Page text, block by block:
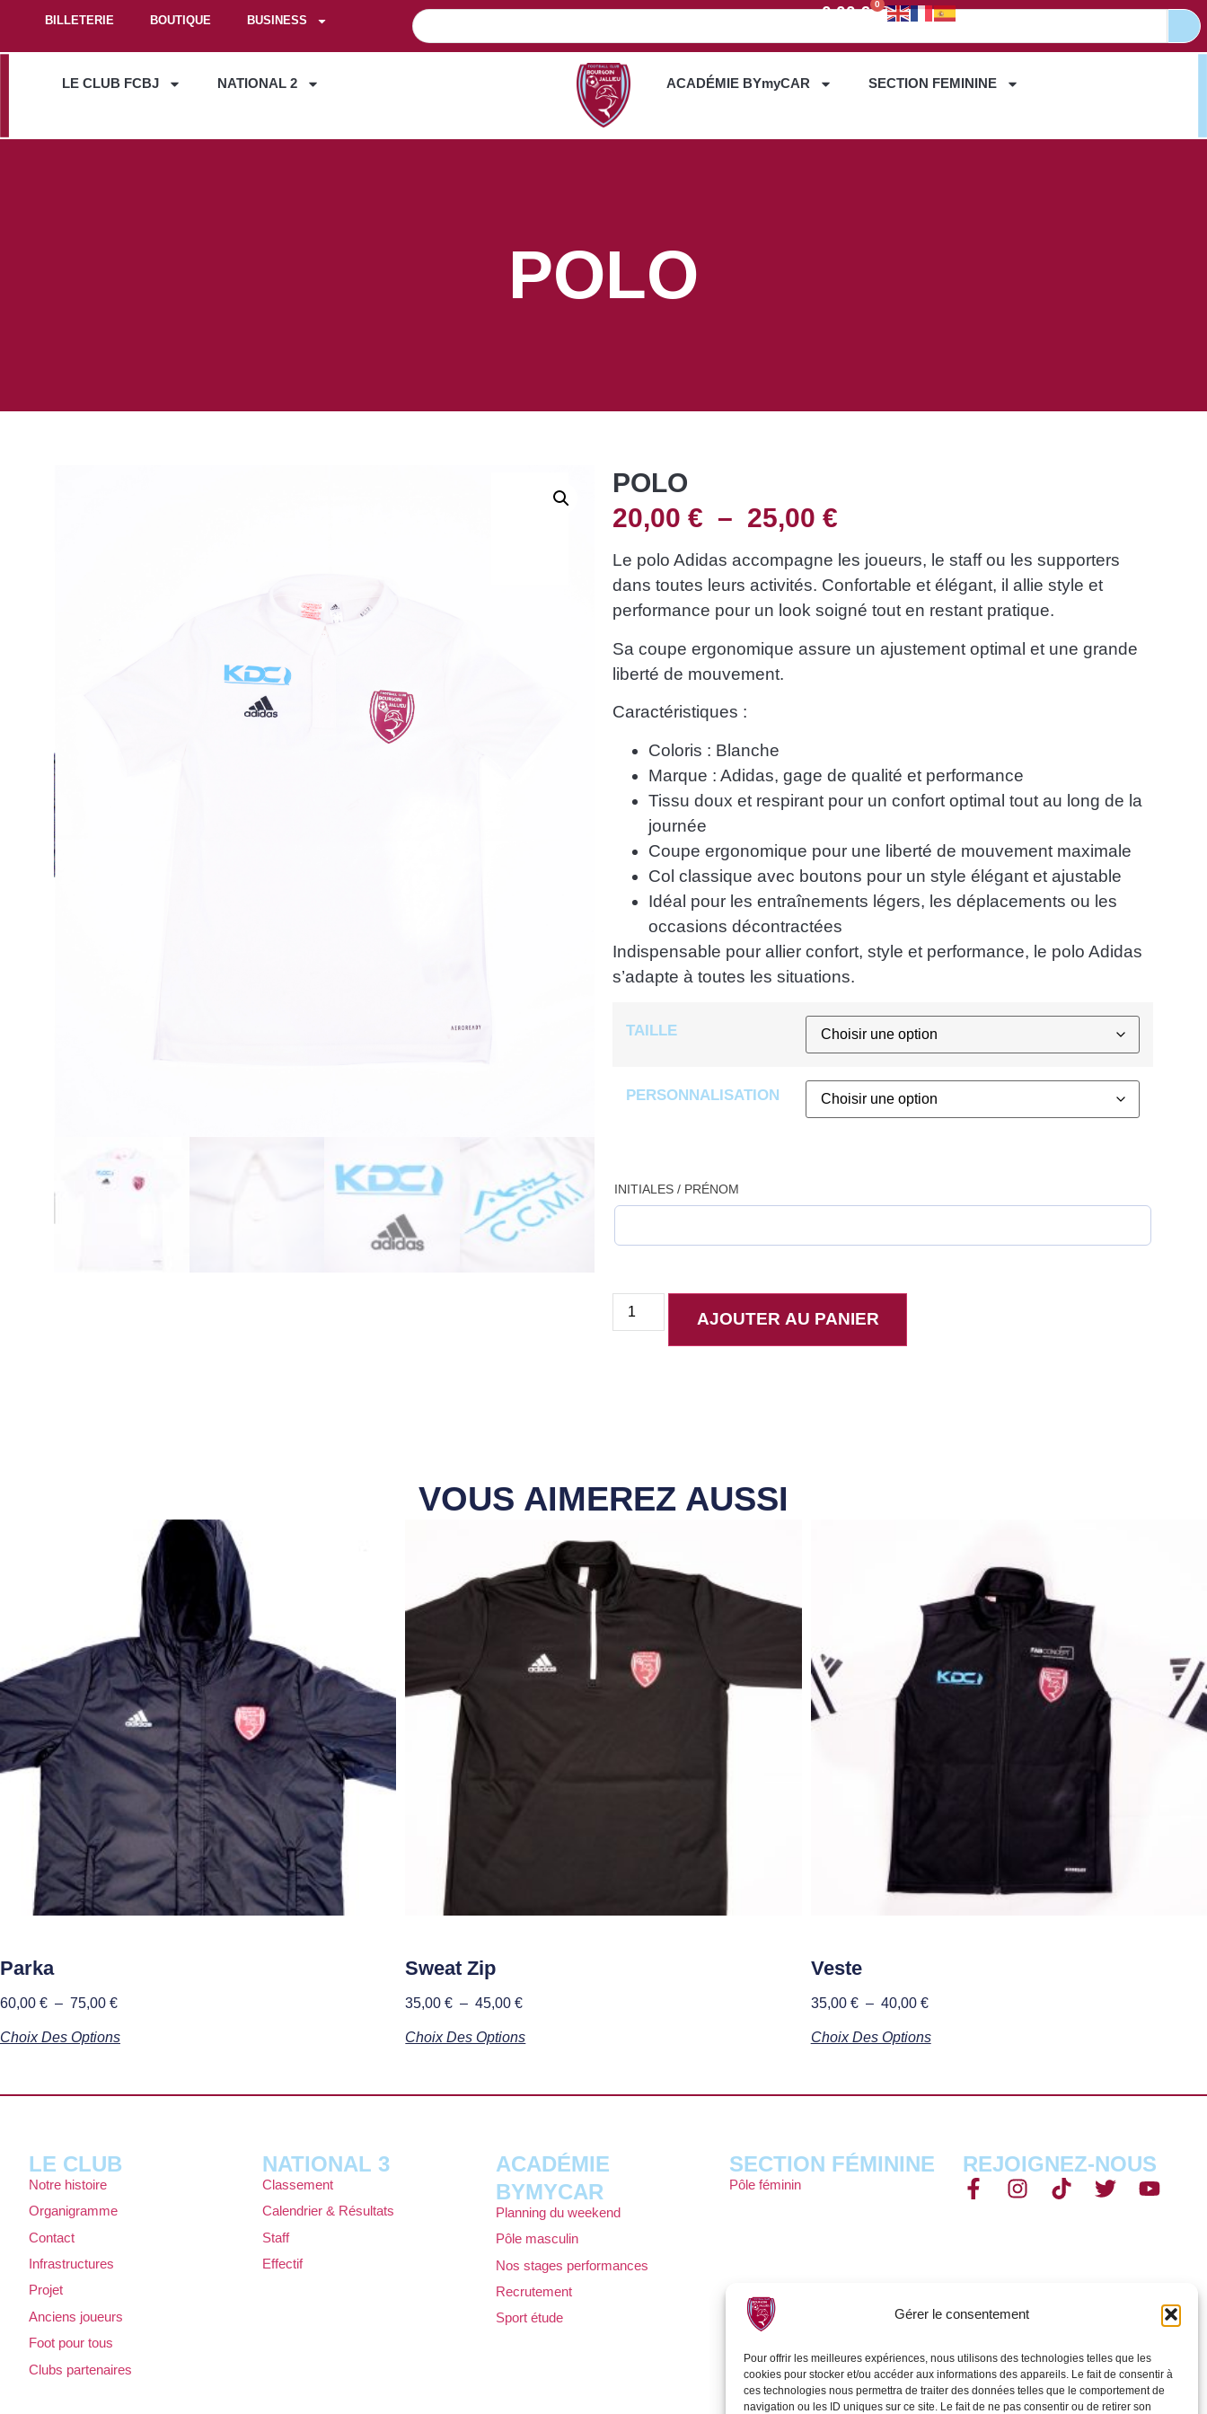
Gérer le consentement
Pour offrir les meilleures expériences, nous utilisons des technologies telles que les
cookies pour stocker et/ou accéder aux informations des appareils. Le fait de consentir à
ces technologies nous permettra de traiter des données telles que le comportement de
navigation ou les ID uniques sur ce site. Le fait de ne pas consentir ou de retirer son
BILLETERIE BOUTIQUE BUSINESS 0,00€ 0
LE CLUB FCBJ NATIONAL 2 ACADÉMIE BYmyCAR SECTION FEMININE
POLO
POLO
20,00 € – 25,00 €
Le polo Adidas accompagne les joueurs, le staff ou les supporters
dans toutes leurs activités. Confortable et élégant, il allie style et
performance pour un look soigné tout en restant pratique.
Sa coupe ergonomique assure un ajustement optimal et une grande
liberté de mouvement.
Caractéristiques :
Coloris : Blanche
Marque : Adidas, gage de qualité et performance
Tissu doux et respirant pour un confort optimal tout au long de la
journée
Coupe ergonomique pour une liberté de mouvement maximale
Col classique avec boutons pour un style élégant et ajustable
Idéal pour les entraînements légers, les déplacements ou les
occasions décontractées
Indispensable pour allier confort, style et performance, le polo Adidas
s’adapte à toutes les situations.
TAILLE
PERSONNALISATION
INITIALES / PRÉNOM
AJOUTER AU PANIER
VOUS AIMEREZ AUSSI
Parka
60,00 € – 75,00 €
Choix Des Options
Sweat Zip
35,00€ – 45,00€
Choix Des Options
Veste
35,00 € – 40,00 €
Choix Des Options
LE CLUB
Notre histoire
Organigramme
Contact
Infrastructures
Projet
Anciens joueurs
Foot pour tous
Clubs partenaires
NATIONAL 3
Classement
Calendrier & Résultats
Staff
Effectif
ACADÉMIE
BYMYCAR
Planning du weekend
Pôle masculin
Nos stages performances
Recrutement
Sport étude
SECTION FÉMININE
Pôle féminin
REJOIGNEZ-NOUS